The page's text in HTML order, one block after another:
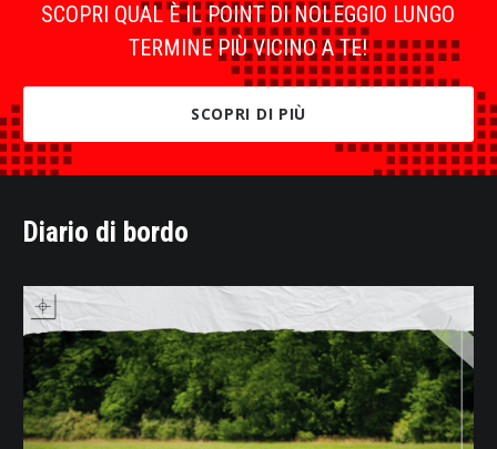
SCOPRI QUAL È IL POINT DI NOLEGGIO LUNGO
TERMINE PIÙ VICINO A TE!
SCOPRI DI PIÙ
Diario di bordo